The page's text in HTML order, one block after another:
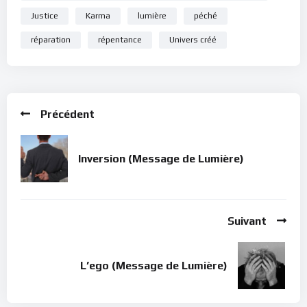
nous sommes en mauvaise posture, de revenir en arrière
faisons-le sans délai; sinon, remplissons notre coeur et
nous !
Dans le silence de ton coeur, écoute ce message de lumière.
Bonne méditation.
Justice Karma lumière péché
réparation répentance Univers créé
Précédent
Inversion (Message de Lumière)
Suivant
L’ego (Message de Lumière)